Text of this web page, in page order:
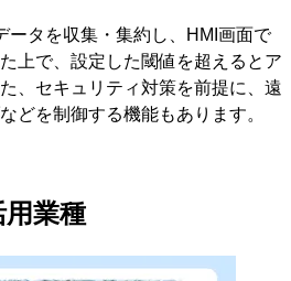
ータを収集・集約し、HMI画面で
上で、設定した閾値を超えるとア
、セキュリティ対策を前提に、遠
どを制御する機能もあります。
業種